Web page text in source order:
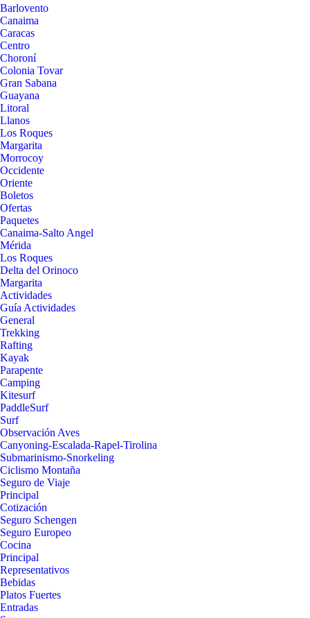
Barlovento
Canaima
Caracas
Centro
Choroní
Colonia Tovar
Gran Sabana
Guayana
Litoral
Llanos
Los Roques
Margarita
Morrocoy
Occidente
Oriente
Boletos
Ofertas
Paquetes
Canaima-Salto Angel
Mérida
Los Roques
Delta del Orinoco
Margarita
Actividades
Guía Actividades
General
Trekking
Rafting
Kayak
Parapente
Camping
Kitesurf
PaddleSurf
Surf
Observación Aves
Canyoning-Escalada-Rapel-Tirolina
Submarinismo-Snorkeling
Ciclismo Montaña
Seguro de Viaje
Principal
Cotización
Seguro Schengen
Seguro Europeo
Cocina
Principal
Representativos
Bebidas
Platos Fuertes
Entradas